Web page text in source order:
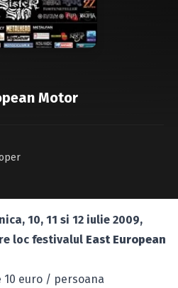
Motor
10, 11 si 12 iulie 2009,
loc festivalul East European
euro / persoana